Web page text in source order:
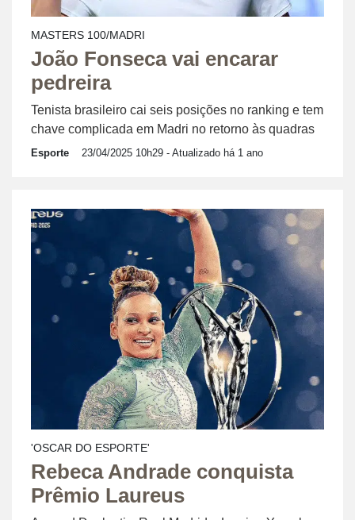
MASTERS 100/MADRI
João Fonseca vai encarar
pedreira
Tenista brasileiro cai seis posições no ranking e tem
chave complicada em Madri no retorno às quadras
Esporte 23/04/2025 10h29 - Atualizado há 1 ano
'OSCAR DO ESPORTE'
Rebeca Andrade conquista
Prêmio Laureus